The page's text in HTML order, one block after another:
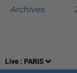
Live : PARIS
Archives